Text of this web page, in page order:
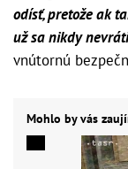
odísť, pretože ak
už sa nikdy
vnútornú
Mohlo by vás